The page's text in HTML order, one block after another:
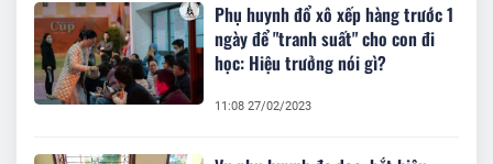
Phụ huynh đổ xô xếp hàng trước 1
ngày để "tranh suất" cho con đi
học: Hiệu trưởng nói gì?
11:08 27/02/2023